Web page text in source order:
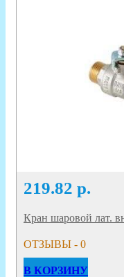
219.82 р.
Кран шаровой лат.
ОТЗЫВЫ - 0
В КОРЗИНУ